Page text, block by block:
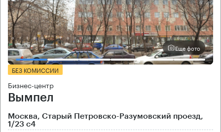
Еще фото
БЕЗ КОМИССИИ
Бизнес-центр
Вымпел
Москва, Старый Петровско-Разумовский проезд,
1/23 с4